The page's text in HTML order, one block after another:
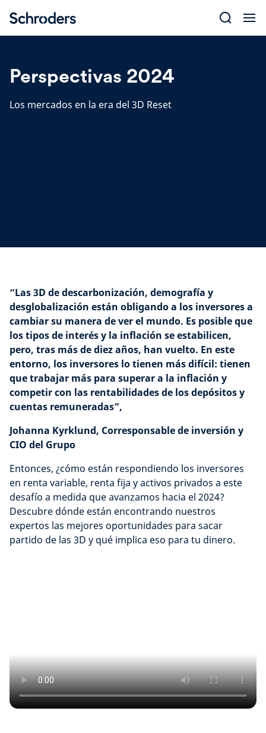
content
Perspectivas 2024
Los mercados en la era del 3D Reset
“Las 3D de descarbonización, demografía y
desglobalización están obligando a los inversores a
cambiar su manera de ver el mundo. Es posible que
los tipos de interés y la inflación se estabilicen,
pero, tras más de diez años, han vuelto. En este
entorno, los inversores lo tienen más difícil: tienen
que trabajar más para superar a la inflación y
competir con las rentabilidades de los depósitos y
cuentas remuneradas”,
Johanna Kyrklund, Corresponsable de inversión y
CIO del Grupo
Entonces, ¿cómo están respondiendo los inversores
en renta variable, renta fija y activos privados a este
desafío a medida que avanzamos hacia el 2024?
Descubre dónde están encontrando nuestros
expertos las mejores oportunidades para sacar
partido de las 3D y qué implica eso para tu dinero.